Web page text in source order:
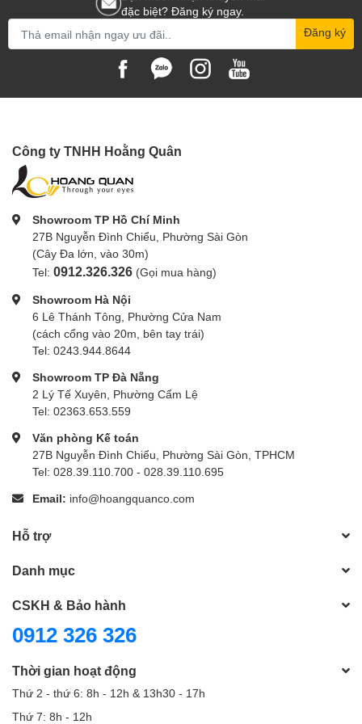
đặc biệt? Đăng ký ngay.
Đăng ký
Công ty TNHH Hoằng Quân
Showroom TP Hồ Chí Minh
27B Nguyễn Đình Chiểu, Phường Sài Gòn
(Cây Đa lớn, vào 30m)
Tel: 0912.326.326 (Gọi mua hàng)
Showroom Hà Nội
6 Lê Thánh Tông, Phường Cửa Nam
(cách cổng vào 20m, bên tay trái)
Tel: 0243.944.8644
Showroom TP Đà Nẵng
2 Lý Tế Xuyên, Phường Cẩm Lệ
Tel: 02363.653.559
Văn phòng Kế toán
27B Nguyễn Đình Chiểu, Phường Sài Gòn, TPHCM
Tel: 028.39.110.700 - 028.39.110.695
Email: info@hoangquanco.com
Hỗ trợ
Danh mục
CSKH & Bảo hành
0912 326 326
Thời gian hoạt động
Thứ 2 - thứ 6: 8h - 12h & 13h30 - 17h
Thứ 7: 8h - 12h